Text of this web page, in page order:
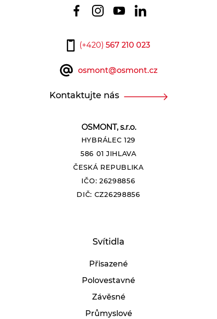
OSMONT, s.r.o.
HYBRÁLEC 129
586 01 JIHLAVA
ČESKÁ REPUBLIKA
IČO: 26298856
DIČ: CZ26298856
Svítidla
Přisazené
Polovestavné
Závěsné
Průmyslové
(+420) 567 210 023
osmont@osmont.cz
Kontaktujte nás